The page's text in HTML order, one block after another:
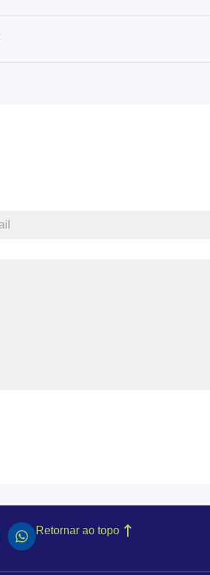
Retornar ao topo